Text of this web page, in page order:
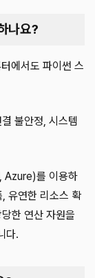
나요?
에서도 파이썬 스
불안정, 시스템
Azure)를 이용하
유연한 리소스 확
한 연산 자원을
다.